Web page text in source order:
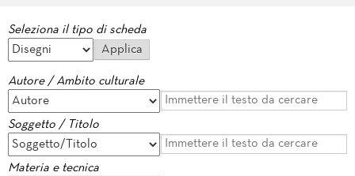
Seleziona il tipo di scheda
Autore / Ambito culturale
Soggetto / Titolo
Materia e tecnica